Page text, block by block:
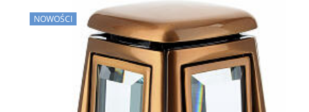
NOWOŚCI